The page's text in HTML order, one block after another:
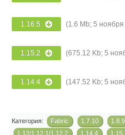
1.16.5 (1.6 Mb; 5
1.15.2 (675.12 Kb; 5
1.14.4 (147.52 Kb; 5
Категория: Fabric 1.7.10 1.8.9
1.12/1.12.1/1.12.2
1.14.4